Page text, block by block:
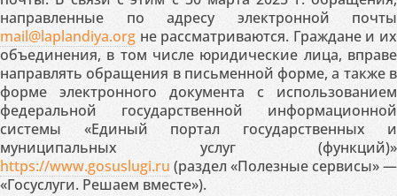
направленные по адресу электронной почты
mail@laplandiya.org не рассматриваются. Граждане и их
объединения, в том числе юридические лица, вправе
направлять обращения в письменной форме, а также в
форме электронного документа с использованием
федеральной государственной информационной
системы «Единый портал государственных и
муниципальных услуг (функций)»
https://www.gosuslugi.ru (раздел «Полезные сервисы» —
«Госуслуги. Решаем вместе»).